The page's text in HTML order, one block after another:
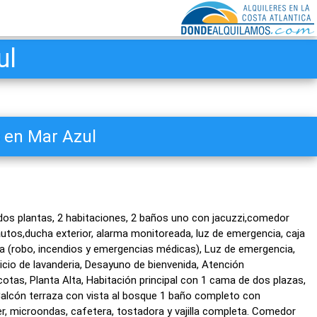
Mar Azul
plantas, 2 habitaciones, 2 baños uno con jacuzzi,comedor
exterior, alarma monitoreada, luz de emergencia, caja
incendios y emergencias médicas), Luz de emergencia,
de lavanderia, Desayuno de bienvenida, Atención
Planta Alta, Habitación principal con 1 cama de dos plazas,
terraza con vista al bosque 1 baño completo con
microondas, cafetera, tostadora y vajilla completa. Comedor